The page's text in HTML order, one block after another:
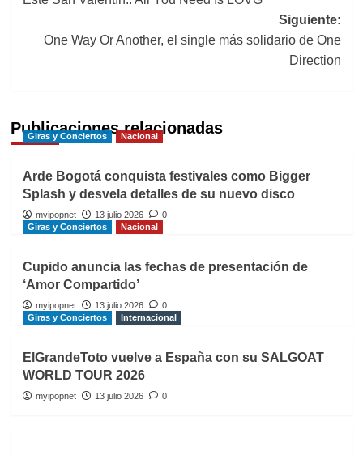
de
entradas
Siguiente:
One Way Or Another, el single más solidario de One
Direction
Publicaciones relacionadas
Giras y Conciertos Nacional
Arde Bogotá conquista festivales como Bigger
Splash y desvela detalles de su nuevo disco
myipopnet 13 julio 2026
0
Giras y Conciertos
Nacional
Cupido anuncia las fechas de presentación de
‘Amor Compartido’
myipopnet 13 julio 2026
0
Giras y Conciertos
Internacional
ElGrandeToto vuelve a España con su SALGOAT
WORLD TOUR 2026
myipopnet 13 julio 2026 0